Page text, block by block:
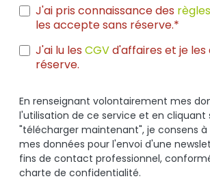
J'ai pris connaissance des
les accepte sans réserve.*
J'ai lu les CGVd'affaires et je
réserve.
En renseignant volontairement mes
l'utilisation de ce service et en cliquant
"télécharger maintenant", je consens à
mes données pour l'envoi d'une
fins de contact professionnel,
charte de confidentialité.